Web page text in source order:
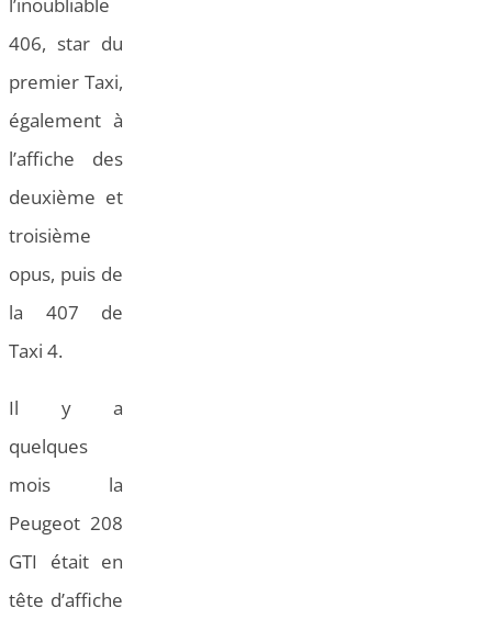
l’inoubliable
406, star du
premier Taxi,
également à
l’affiche des
deuxième et
troisième
opus, puis de
la 407 de
Taxi 4.
Il y a
quelques
mois la
Peugeot 208
GTI était en
tête d’affiche